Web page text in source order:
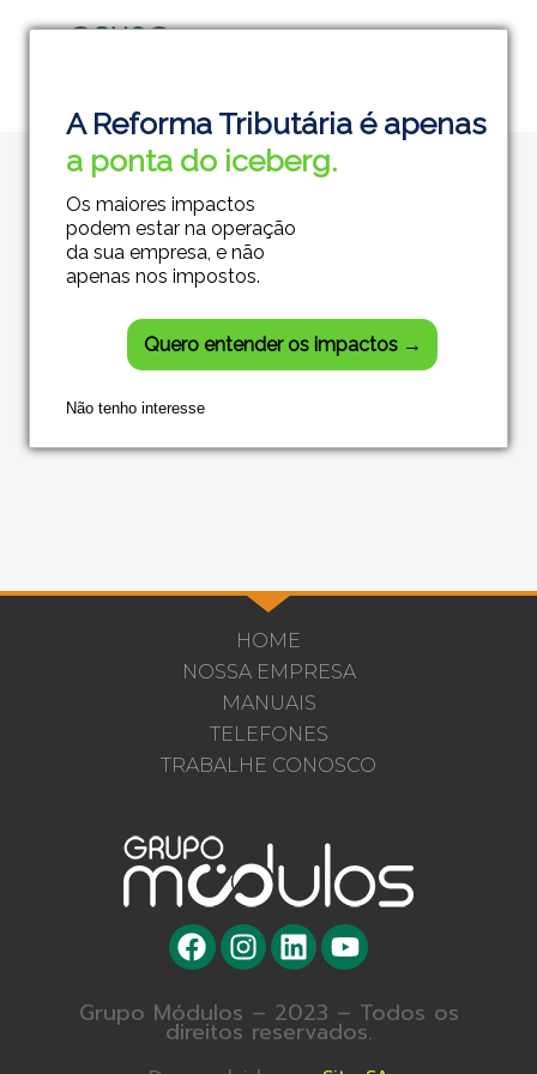
A Reforma Tributária é apenas
a ponta do iceberg.
Os maiores impactos
podem estar na operação
da sua empresa, e não
apenas nos impostos.
Quero entender os impactos →
Não tenho interesse
Grupo Módulos
Sistemas Contábeis e Empresariais
HOME
NOSSA EMPRESA
MANUAIS
TELEFONES
TRABALHE CONOSCO
Grupo Módulos – 2023 – Todos os
direitos reservados.